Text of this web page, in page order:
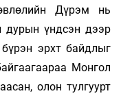
Дүрэм нь
дурын үндсэн дээр
эрхт байдлыг
Монгол
олон тулгуурт